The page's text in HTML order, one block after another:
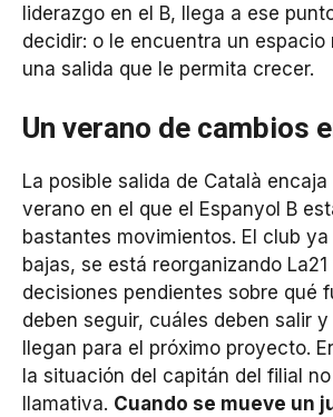
liderazgo en el B, llega a ese
decidir: o le encuentra un espacio
una salida que le permita crecer.
Un verano de cambios
La posible salida de Català
verano en el que el Espanyol B
bastantes movimientos. El club
bajas, se está reorganizando
decisiones pendientes sobre qué
deben seguir, cuáles deben salir
llegan para el próximo proyecto.
la situación del capitán del filial
llamativa. Cuando se mueve un